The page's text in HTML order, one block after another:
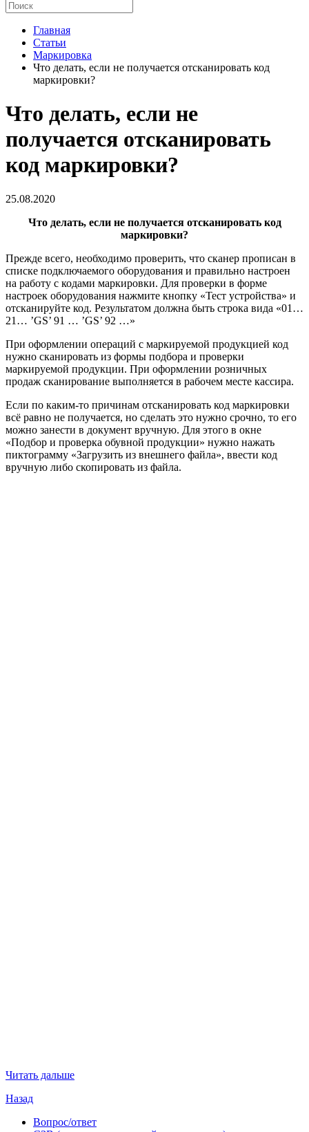
Главная
Статьи
Маркировка
Что делать, если не получается отсканировать код
маркировки?
Что делать, если не
получается отсканировать
код маркировки?
25.08.2020
Что делать, если не получается отсканировать код
маркировки?
Прежде всего, необходимо проверить, что сканер прописан в
списке подключаемого оборудования и правильно настроен
на работу с кодами маркировки. Для проверки в форме
настроек оборудования нажмите кнопку «Тест устройства» и
отсканируйте код. Результатом должна быть строка вида «01…
21… ’GS’ 91 … ’GS’ 92 …»
При оформлении операций с маркируемой продукцией код
нужно сканировать из формы подбора и проверки
маркируемой продукции. При оформлении розничных
продаж сканирование выполняется в рабочем месте кассира.
Если по каким-то причинам отсканировать код маркировки
всё равно не получается, но сделать это нужно срочно, то его
можно занести в документ вручную. Для этого в окне
«Подбор и проверка обувной продукции» нужно нажать
пиктограмму «Загрузить из внешнего файла», ввести код
вручную либо скопировать из файла.
Читать дальше
Назад
Вопрос/ответ